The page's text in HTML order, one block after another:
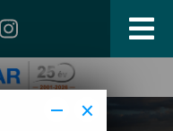
×
−